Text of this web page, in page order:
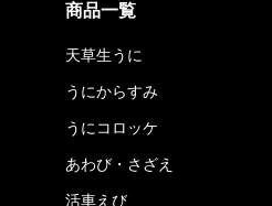
商品一覧
天草生うに
うにからすみ
うにコロッケ
あわび・さざえ
活車えび